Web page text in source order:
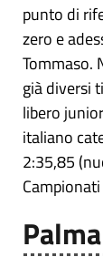
punto di
zero e
Tommaso.
già diversi
libero
italiano
2:35,85